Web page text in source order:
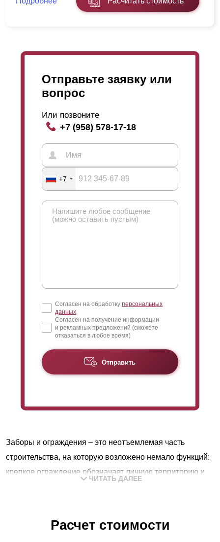
Отправьте заявку или
вопрос
Или позвоните
+7 (958) 578-17-18
+7
Согласен на обработку персональных
данных
Согласен на получение информации
и рекламных предложений (сможете
отказаться в любое время)
Отправить
Заборы и ограждения – это неотъемлемая часть
строительства, на которую возложено немало функций:
крепкое ограждение обозначает личную территорию и
В любой приватной собственности можно чувствовать
ЧИТАТЬ ДАЛЕЕ
Расчет стоимости